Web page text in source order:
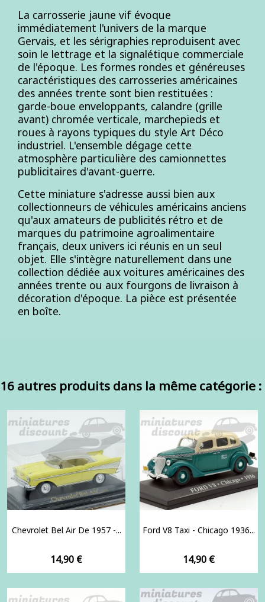
La carrosserie jaune vif évoque
immédiatement l'univers de la marque
Gervais, et les sérigraphies reproduisent avec
soin le lettrage et la signalétique commerciale
de l'époque. Les formes rondes et généreuses
caractéristiques des carrosseries américaines
des années trente sont bien restituées :
garde-boue enveloppants, calandre (grille
avant) chromée verticale, marchepieds et
roues à rayons typiques du style Art Déco
industriel. L'ensemble dégage cette
atmosphère particulière des camionnettes
publicitaires d'avant-guerre.
Cette miniature s'adresse aussi bien aux
collectionneurs de véhicules américains anciens
qu'aux amateurs de publicités rétro et de
marques du patrimoine agroalimentaire
français, deux univers ici réunis en un seul
objet. Elle s'intègre naturellement dans une
collection dédiée aux voitures américaines des
années trente ou aux fourgons de livraison à
décoration d'époque. La pièce est présentée
en boîte.
16 autres produits dans la même catégorie :
Chevrolet Bel Air De 1957 -...
Prix
14,90 €
Ford V8 Taxi - Chicago 1936...
Prix
14,90 €